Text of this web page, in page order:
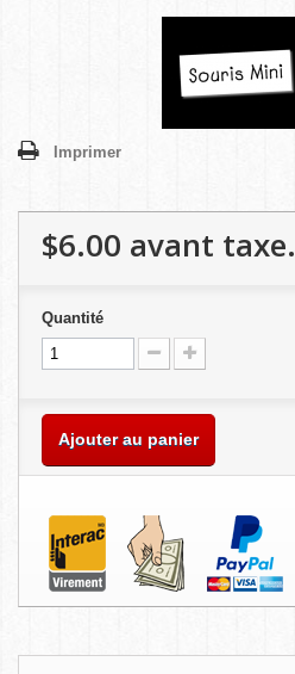
Imprimer
$6.00 avant taxe.
Quantité
Ajouter au panier